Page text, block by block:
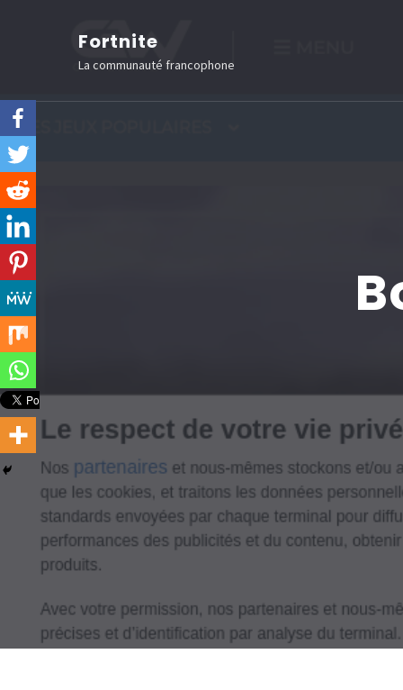
(Pressez
Entrée)
Fortnite
La communauté francophone